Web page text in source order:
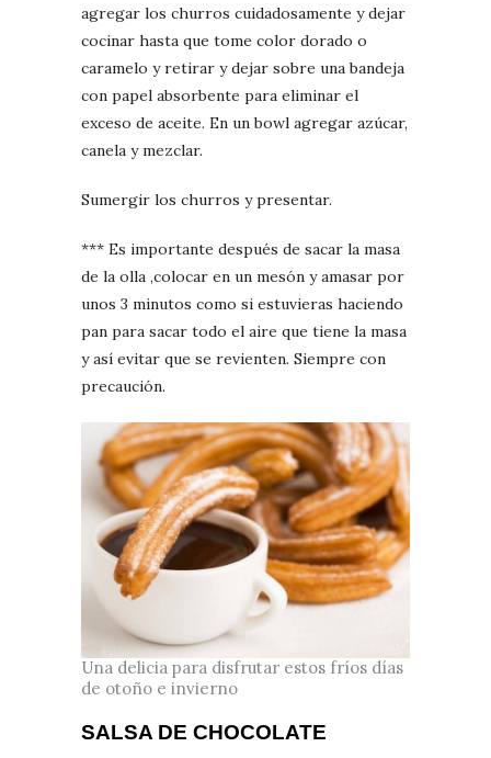
agregar los churros cuidadosamente y dejar
cocinar hasta que tome color dorado o
caramelo y retirar y dejar sobre una bandeja
con papel absorbente para eliminar el
exceso de aceite. En un bowl agregar azúcar,
canela y mezclar.
Sumergir los churros y presentar.
*** Es importante después de sacar la masa
de la olla ,colocar en un mesón y amasar por
unos 3 minutos como si estuvieras haciendo
pan para sacar todo el aire que tiene la masa
y así evitar que se revienten. Siempre con
precaución.
Una delicia para disfrutar estos fríos días
de otoño e invierno
SALSA DE CHOCOLATE